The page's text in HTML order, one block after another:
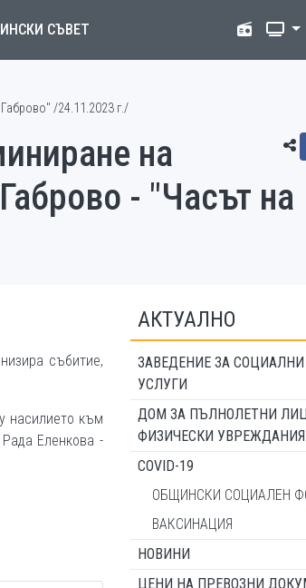
СЪВЕТ
/24.11.2023 г./
на
- "Часът на
събитие,
насилието към
Еленкова -
АКТУАЛНО
ЗАВЕДЕНИЕ ЗА СОЦИАЛНИ
УСЛУГИ
ДОМ ЗА ПЪЛНОЛЕТНИ
ФИЗИЧЕСКИ УВРЕЖДАНИЯ
COVID-19
ОБЩИНСКИ СОЦИАЛЕН
ВАКСИНАЦИЯ
НОВИНИ
ЦЕНИ НА ПРЕВОЗНИ